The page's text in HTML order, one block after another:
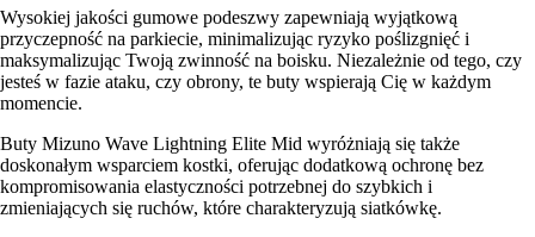
Wysokiej jakości gumowe podeszwy zapewniają wyjątkową
przyczepność na parkiecie, minimalizując ryzyko poślizgnięć i
maksymalizując Twoją zwinność na boisku. Niezależnie od tego, czy
jesteś w fazie ataku, czy obrony, te buty wspierają Cię w każdym
momencie.
Buty Mizuno Wave Lightning Elite Mid wyróżniają się także
doskonałym wsparciem kostki, oferując dodatkową ochronę bez
kompromisowania elastyczności potrzebnej do szybkich i
zmieniających się ruchów, które charakteryzują siatkówkę.